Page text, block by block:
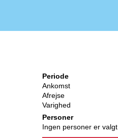
Periode
Ankomst
Afrejse
Varighed
Personer
Ingen personer er valgt